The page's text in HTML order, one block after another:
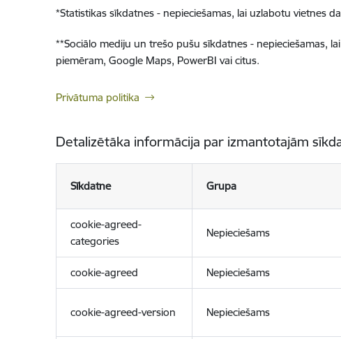
*Statistikas sīkdatnes - nepieciešamas, lai uzlabotu vietnes
**Sociālo mediju un trešo pušu sīkdatnes - nepieciešamas,
piemēram, Google Maps, PowerBI vai citus.
Privātuma politika
Detalizētāka informācija par izmantotajām
Sīkdatne Grupa
cookie-agreed-
categories
Nepieciešams
cookie-agreed Nepieciešams
cookie-agreed-version Nepieciešams